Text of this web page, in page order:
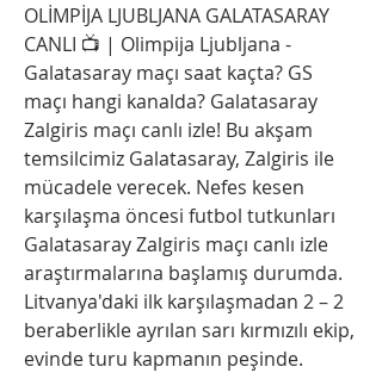
OLİMPİJA LJUBLJANA GALATASARAY
CANLI 📺 | Olimpija Ljubljana -
Galatasaray maçı saat kaçta? GS
maçı hangi kanalda? Galatasaray
Zalgiris maçı canlı izle! Bu akşam
temsilcimiz Galatasaray, Zalgiris ile
mücadele verecek. Nefes kesen
karşılaşma öncesi futbol tutkunları
Galatasaray Zalgiris maçı canlı izle
araştırmalarına başlamış durumda.
Litvanya'daki ilk karşılaşmadan 2 – 2
beraberlikle ayrılan sarı kırmızılı ekip,
evinde turu kapmanın peşinde.